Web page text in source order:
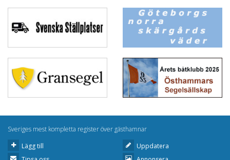
Sveriges mest kompletta register över gästhamnar
Lägg till
Uppdatera